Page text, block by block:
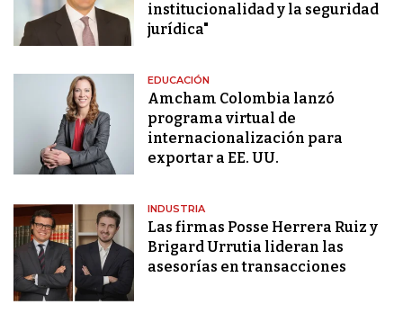
institucionalidad y la seguridad
jurídica"
EDUCACIÓN
Amcham Colombia lanzó
programa virtual de
internacionalización para
exportar a EE. UU.
INDUSTRIA
Las firmas Posse Herrera Ruiz y
Brigard Urrutia lideran las
asesorías en transacciones